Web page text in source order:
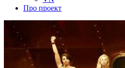
Про проект